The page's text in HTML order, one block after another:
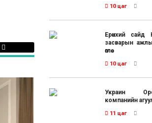
10 цаг
Ерөнхий
засварын
өглөө
10 цаг
Украин
компанийн
11 цаг